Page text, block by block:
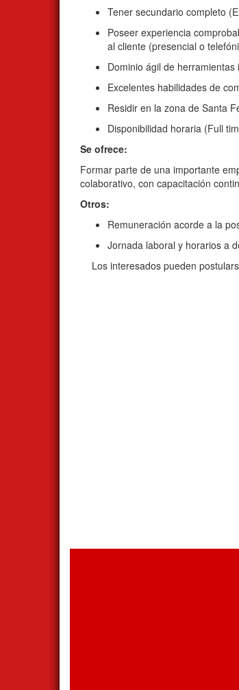
Tener secundario completo
Poseer experiencia
al cliente (presencial o
Dominio ágil de
Excelentes habilidades de
Residir en la zona de Santa
Disponibilidad horaria (Full
Se ofrece:
Formar parte de una importante
colaborativo, con capacitación
Otros:
Remuneración acorde a la
Jornada laboral y horarios a
Los interesados pueden